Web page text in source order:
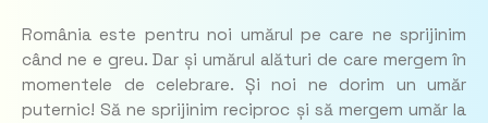
România este pentru noi umărul pe care ne sprijinim
când ne e greu. Dar și umărul alături de care mergem în
momentele de celebrare. Și noi ne dorim un umăr
puternic! Să ne sprijinim reciproc și să mergem umăr la